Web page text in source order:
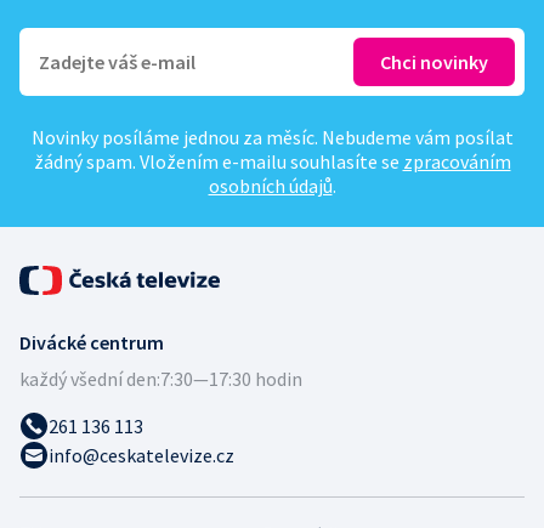
Novinky posíláme jednou za měsíc. Nebudeme vám posílat
žádný spam. Vložením e-mailu souhlasíte se zpracováním
osobních údajů.